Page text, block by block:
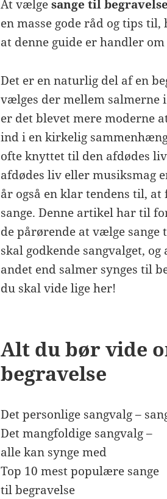
At vælgesange til begravelse
en masse gode råd og tips
at denne guide er handler
Det er en naturlig del af en
vælges der mellem salmerne
er det blevet mere moderne
ind i en kirkelig
ofte knyttet til den afdødes
afdødes liv eller musiksmag
år også en klar tendens til,
sange. Denne artikel har til
de pårørende at vælge
skal godkende sangvalget,
andet end salmer synges til
du skal vide lige her!
Alt du bør vide
begravelse
Det personlige sangvalg –
Det mangfoldige sangvalg –
alle kan synge med
Top 10 mest populære sange
til begravelse